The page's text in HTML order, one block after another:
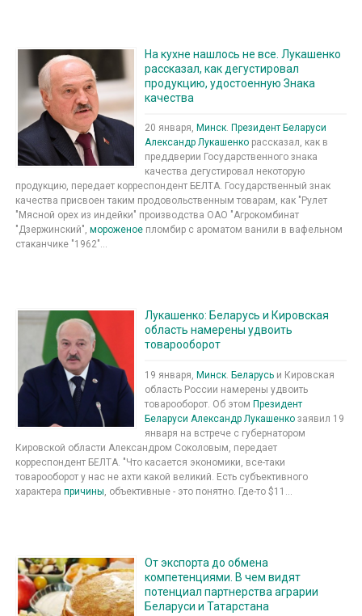
На кухне нашлось не все. Лукашенко
рассказал, как дегустировал
продукцию, удостоенную Знака
качества
20 января, Минск. Президент Беларуси
Александр Лукашенко рассказал, как в
преддверии Государственного знака
качества дегустировал некоторую
продукцию, передает корреспондент БЕЛТА. Государственный знак
качества присвоен таким продовольственным товарам, как "Рулет
"Мясной орех из индейки" производства ОАО "Агрокомбинат
"Дзержинский", мороженое пломбир с ароматом ванили в вафельном
стаканчике "1962"...
Лукашенко: Беларусь и Кировская
область намерены удвоить
товарооборот
19 января, Минск Беларусь и Кировская
область России намерены удвоить
товарооборот. Об этом Президент
Беларуси Александр Лукашенко заявил 19
января на встрече с губернатором
Кировской области Александром Соколовым, передает
корреспондент БЕЛТА. "Что касается экономики, все-таки
товарооборот у нас не ахти какой великий. Есть субъективного
характера причины , объективные - это понятно. Где-то $11...
От экспорта до обмена
компетенциями. В чем видят
потенциал партнерства аграрии
Беларуси и Татарстана